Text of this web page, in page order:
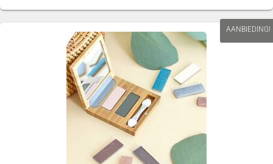
AANBIEDING!